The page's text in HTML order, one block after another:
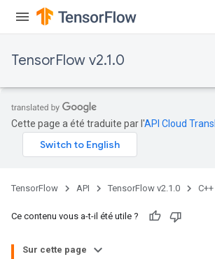
TensorFlow v2.1.0
Cette page a été traduite par l'API Cloud
TensorFlow API TensorFlow v2.1.0 C++
Ce contenu vous a-t-il été utile ?
Sur cette page